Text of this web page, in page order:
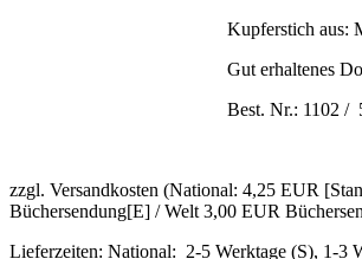
Kupferstich aus:
Gut erhaltenes
Best. Nr.: 1102 /
zzgl. Versandkosten (National: 4,25 EUR
Büchersendung[E] / Welt 3,00 EUR
Lieferzeiten: National: 2-5 Werktage (S), 1-3